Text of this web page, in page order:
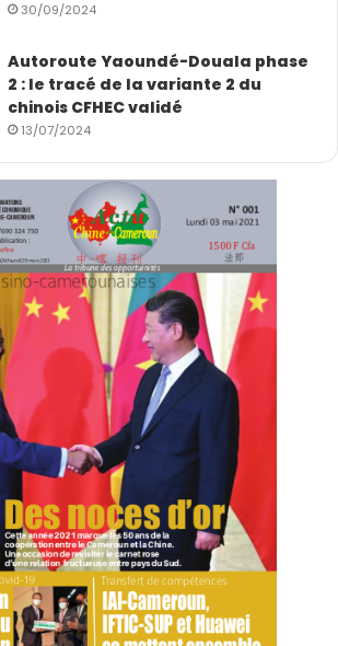
30/09/2024
Autoroute Yaoundé-Douala phase
2 : le tracé de la variante 2 du
chinois CFHEC validé
13/07/2024